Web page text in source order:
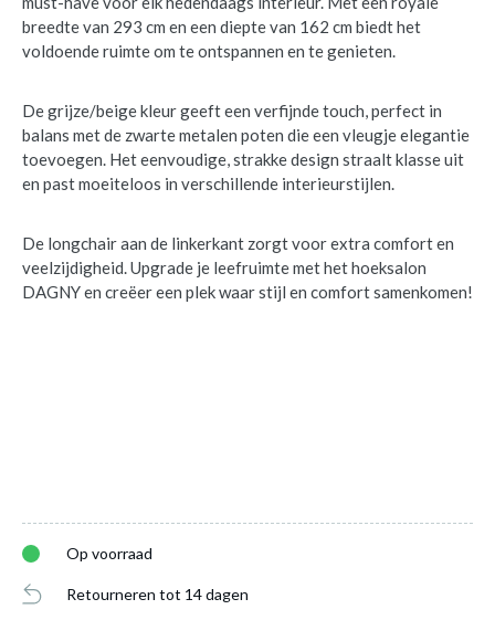
breedte van 293 cm en een diepte van 162 cm biedt het
voldoende ruimte om te ontspannen en te genieten.
De grijze/beige kleur geeft een verfijnde touch, perfect in
balans met de zwarte metalen poten die een vleugje elegantie
toevoegen. Het eenvoudige, strakke design straalt klasse uit
en past moeiteloos in verschillende interieurstijlen.
De longchair aan de linkerkant zorgt voor extra comfort en
veelzijdigheid. Upgrade je leefruimte met het hoeksalon
DAGNY en creëer een plek waar stijl en comfort samenkomen!
Op voorraad
Retourneren tot 14 dagen
Alta Sand B293is toegevoegd aan je